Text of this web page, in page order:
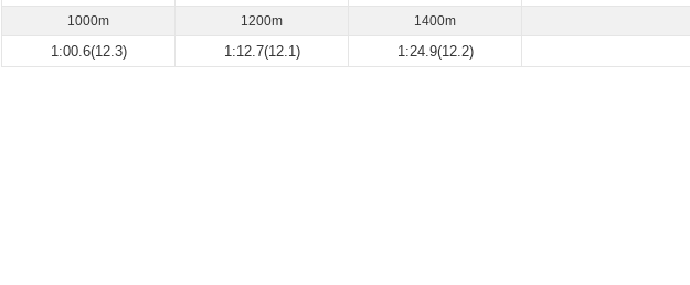
1000m 1200m 1400m
1:00.6(12.3) 1:12.7(12.1) 1:24.9(12.2)